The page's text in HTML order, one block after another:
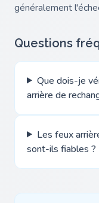
généralement
Questions
Que dois-je
arrière de
Les feux
sont-ils fiables ?